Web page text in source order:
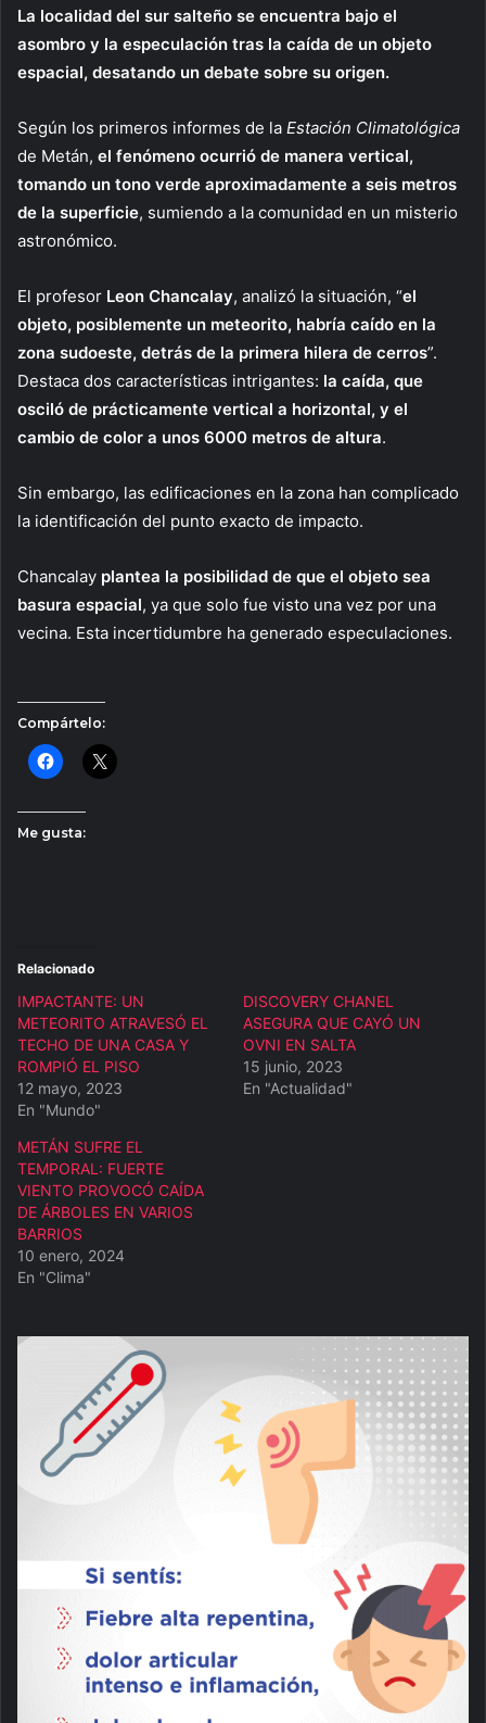
La localidad del sur salteño se encuentra bajo el
asombro y la especulación tras la caída de un objeto
espacial, desatando un debate sobre su origen.
Según los primeros informes de la Estación Climatológica
de Metán, el fenómeno ocurrió de manera vertical,
tomando un tono verde aproximadamente a seis metros
de la superficie, sumiendo a la comunidad en un misterio
astronómico.
El profesor Leon Chancalay, analizó la situación, “el
objeto, posiblemente un meteorito, habría caído en la
zona sudoeste, detrás de la primera hilera de cerros”.
Destaca dos características intrigantes: la caída, que
osciló de prácticamente vertical a horizontal, y el
cambio de color a unos 6000 metros de altura.
Sin embargo, las edificaciones en la zona han complicado
la identificación del punto exacto de impacto.
Chancalay plantea la posibilidad de que el objeto sea
basura espacial, ya que solo fue visto una vez por una
vecina. Esta incertidumbre ha generado especulaciones.
Compártelo:
Me gusta:
Relacionado
IMPACTANTE: UN
METEORITO ATRAVESÓ EL
TECHO DE UNA CASA Y
ROMPIÓ EL PISO
12 mayo, 2023
En "Mundo"
DISCOVERY CHANEL
ASEGURA QUE CAYÓ UN
OVNI EN SALTA
15 junio, 2023
En "Actualidad"
METÁN SUFRE EL
TEMPORAL: FUERTE
VIENTO PROVOCÓ CAÍDA
DE ÁRBOLES EN VARIOS
BARRIOS
10 enero, 2024
En "Clima"